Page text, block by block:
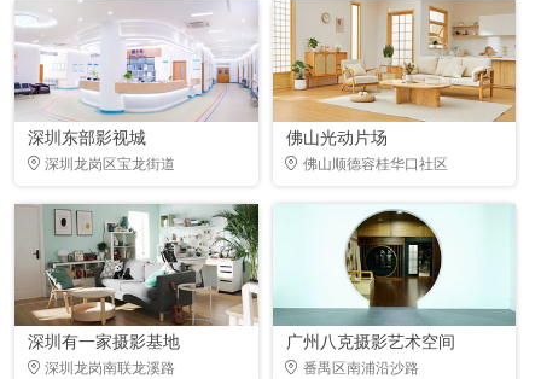
深圳东部影视城
深圳龙岗区宝龙街道
佛山光动片场
佛山顺德容桂华口社区
深圳有一家摄影基地
深圳龙岗南联龙溪路
广州八克摄影艺术空间
番禺区南浦沿沙路